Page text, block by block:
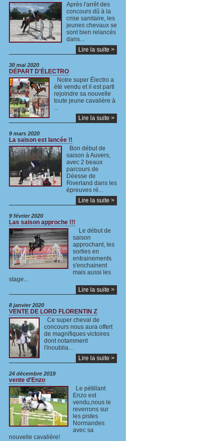
Après l'arrêt des
concours dû à la
crise sanitaire, les
jeunes chevaux se
sont bien relancés
dans...
Lire la suite >
30 mai 2020
DÉPART D'ÉLECTRO
Notre super Électro a
été vendu et il est parti
rejoindre sa nouvelle
toute jeune cavalière à
...
Lire la suite >
9 mars 2020
La saison est lancée !!
Bon début de
saison à Auvers,
avec 2 beaux
parcours de
Déesse de
Riverland dans les
épreuves ré...
Lire la suite >
9 février 2020
Las saison approche !!!
Le début de
saison
approchant, les
sorties en
entrainements
s'enchainent
mais aussi les
stage...
Lire la suite >
8 janvier 2020
VENTE DE LORD FLORENTIN Z
Ce super cheval de
concours nous aura offert
de magnifiques victoires
dont notamment
l'inoublia...
Lire la suite >
24 décembre 2019
vente d'Enzo
Le pétillant
Enzo est
vendu,nous le
reverrons sur
les pistes
Normandes
avec sa
nouvelle cavalière!